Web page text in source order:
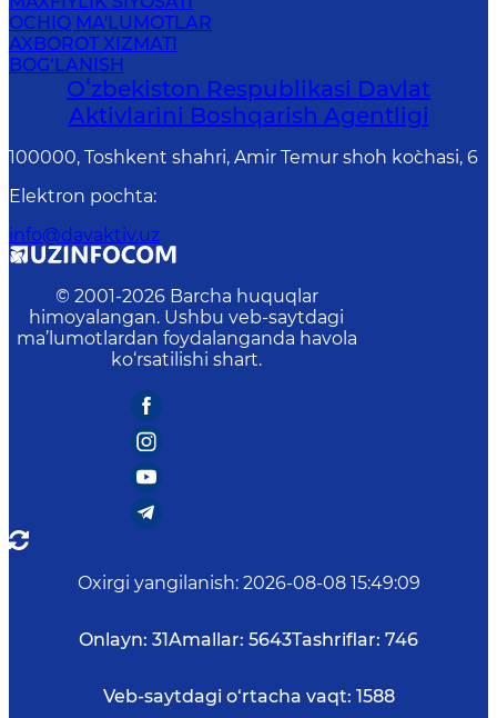
OCHIQ MA'LUMOTLAR
AXBOROT XIZMATI
BOG‘LANISH
Oʻzbekiston Respublikasi Davlat
Aktivlarini Boshqarish Agentligi
100000, Toshkent shahri, Amir Temur shoh ko`chasi, 6
Elektron pochta:
info@davaktiv.uz
© 2001-2026 Barcha huquqlar
himoyalangan. Ushbu veb-saytdagi
ma’lumotlardan foydalanganda havola
ko‘rsatilishi shart.
Oxirgi yangilanish: 2026-08-08 15:49:09
Onlayn: 31Amallar: 5643Tashriflar: 746
Veb-saytdagi o‘rtacha vaqt: 1588